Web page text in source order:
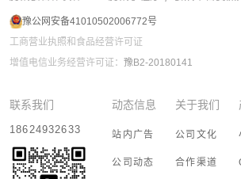
豫公网安备41010502006772号
工商营业执照和食品经营许可证
增值电信业务经营许可证： 豫B2-20180141
联系我们
18624932633
动态信息
站内广告
公司动态
关于我们
公司文化
合作渠道